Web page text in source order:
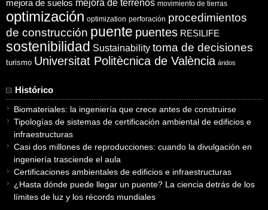
mejora de suelos mejora de terrenos movimiento de tierras
optimización optimization perforación procedimientos
de construcción puente puentes RESILIFE
sostenibilidad Sustainability toma de decisiones
turismo Universitat Politècnica de València áridos
Histórico
Biomateriales: la ingeniería que crece antes de construirse
Tipologías de sistemas de certificación ambiental de edificios e
infraestructuras
Casi dos millones de reproducciones: cuando la divulgación en
ingeniería trasciende el aula
Certificaciones ambientales de edificios e infraestructuras
¿Hasta dónde puede llegar un puente? La ciencia detrás de los
límites de luz y los récords mundiales